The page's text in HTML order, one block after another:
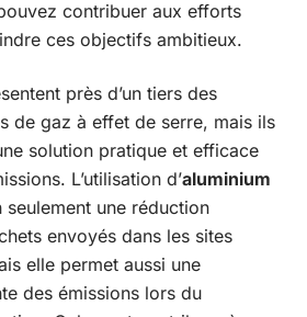
contribuer aux efforts
ces objectifs ambitieux.
près d’un tiers des
de gaz à effet de serre, mais ils
solution pratique et efficace
L’utilisation d’aluminium
seulement une réduction
envoyés dans les sites
elle permet aussi une
des émissions lors du